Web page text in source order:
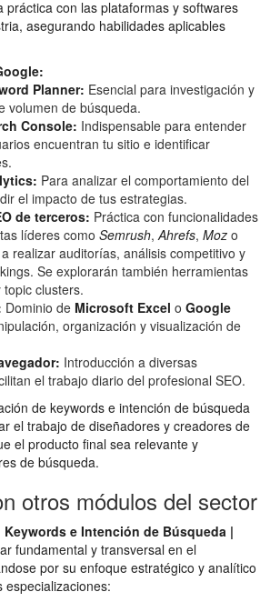
práctica con las plataformas y softwares
asegurando habilidades aplicables
Planner: Esencial para investigación y
volumen de búsqueda.
Console: Indispensable para entender
encuentran tu sitio e identificar
Para analizar el comportamiento del
el impacto de tus estrategias.
de terceros: Práctica con funcionalidades
líderes como Semrush, Ahrefs, Moz o
realizar auditorías, análisis competitivo y
Se explorarán también herramientas
clusters.
Dominio de Microsoft Excel o Google
organización y visualización de
Introducción a diversas
el trabajo diario del profesional SEO.
de keywords e intención de búsqueda
el trabajo de diseñadores y creadores de
el producto final sea relevante y
de búsqueda.
otros módulos del sector
Keywords e Intención de Búsqueda |
fundamental y transversal en el
por su enfoque estratégico y analítico